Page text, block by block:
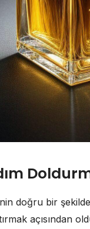
doğru bir
açısından